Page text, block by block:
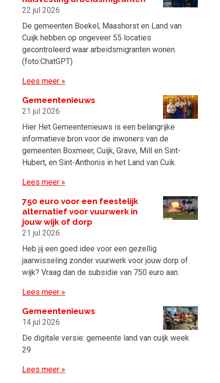
22 jul 2026
De gemeenten Boekel, Maashorst en Land van
Cuijk hebben op ongeveer 55 locaties
gecontroleerd waar arbeidsmigranten wonen.
(foto:ChatGPT)
Lees meer »
Gemeentenieuws
21 jul 2026
Hier Het Gemeentenieuws is een belangrijke
informatieve bron voor de inwoners van de
gemeenten Boxmeer, Cuijk, Grave, Mill en Sint-
Hubert, en Sint-Anthonis in het Land van Cuik.
Lees meer »
750 euro voor een feestelijk
alternatief voor vuurwerk in
jouw wijk of dorp
21 jul 2026
Heb jij een goed idee voor een gezellig
jaarwisseling zonder vuurwerk voor jouw dorp of
wijk? Vraag dan de subsidie van 750 euro aan.
Lees meer »
Gemeentenieuws
14 jul 2026
De digitale versie: gemeente land van cuijk week
29
Lees meer »